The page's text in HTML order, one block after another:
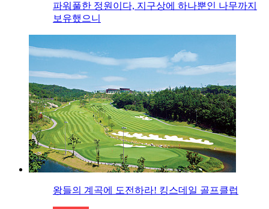
파워풀한 정원이다, 지구상에 하나뿐인 나무까지
보유했으니
왕들의 계곡에 도전하라! 킹스데일 골프클럽